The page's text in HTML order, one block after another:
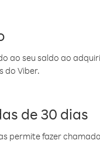
ao seu saldo ao
do Viber.
de 30 dias
permite fazer